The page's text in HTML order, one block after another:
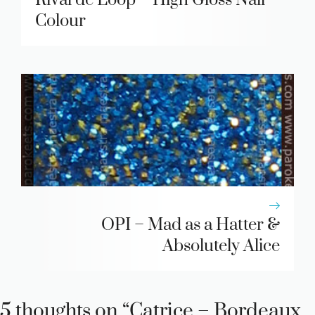
Colour
OPI – Mad as a Hatter &
Absolutely Alice